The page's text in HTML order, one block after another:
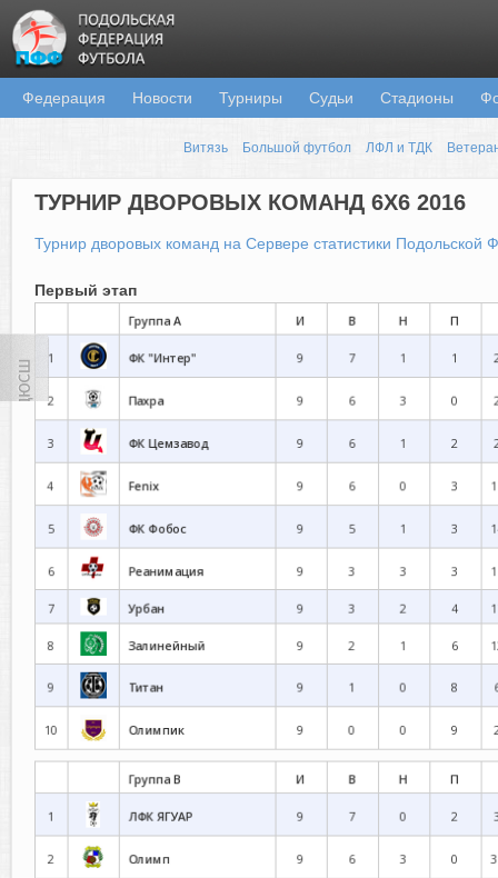
Федерация Новости Турниры Судьи Стадионы
Витязь Большой футбол ЛФЛ и ТДК
ТУРНИР ДВОРОВЫХ КОМАНД 6Х6 2016
Турнир дворовых команд на Сервере статистики Подольской
Первый этап